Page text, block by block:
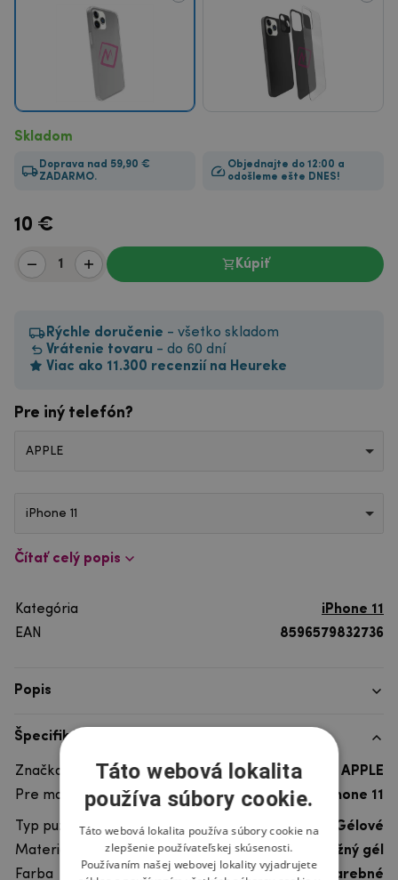
Skladom
Doprava nad 59,90 €
ZADARMO.
Objednajte do 12:00 a
odošleme ešte DNES!
10 €
Kúpiť
Rýchle doručenie - všetko skladom
Vrátenie tovaru - do 60 dní
Viac ako 11.300 recenzií na Heureke
Pre iný telefón?
APPLE
iPhone 11
Čítať celý popis
Kategória
iPhone 11
EAN
8596579832736
Popis
Špecifikácia
Značka telefónu
APPLE
Pre model telefónu
iPhone 11
Typ puzdra
Ultra odolné, Gélové
Materiál
pružný gél
Farba
viacfarebné
Táto webová lokalita
používa súbory cookie.
Táto webová lokalita používa súbory cookie na
zlepšenie používateľskej skúsenosti.
Používaním našej webovej lokality vyjadrujete